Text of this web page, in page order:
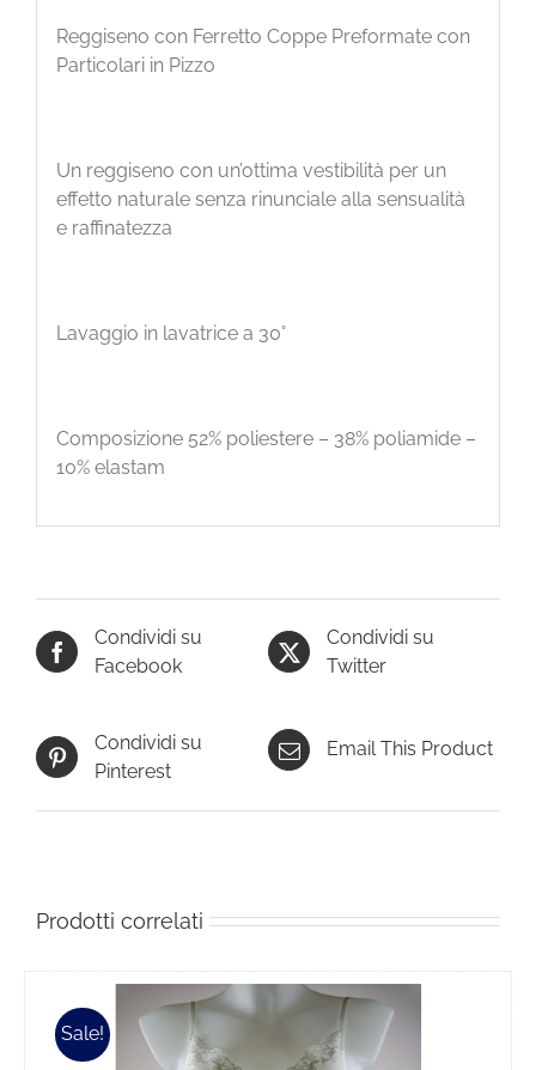
Reggiseno con Ferretto Coppe Preformate con
Particolari in Pizzo
Un reggiseno con un’ottima vestibilità per un
effetto naturale senza rinunciale alla sensualità
e raffinatezza
Lavaggio in lavatrice a 30°
Composizione 52% poliestere – 38% poliamide –
10% elastam
Condividi su
Facebook
Condividi su
Twitter
Condividi su
Pinterest
Email This Product
Prodotti correlati
Sale!